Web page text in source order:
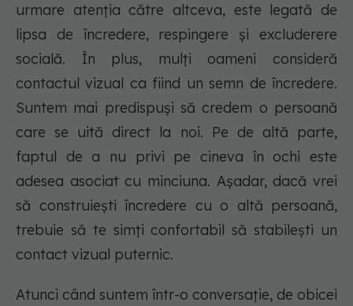
urmare atenția către altceva, este legată de
lipsa de încredere, respingere și excluderere
socială. În plus, mulți oameni consideră
contactul vizual ca fiind un semn de încredere.
Suntem mai predispuși să credem o persoană
care se uită direct la noi. Pe de altă parte,
faptul de a nu privi pe cineva în ochi este
adesea asociat cu minciuna. Așadar, dacă vrei
să construiești încredere cu o altă persoană,
trebuie să te simți confortabil să stabilești un
contact vizual puternic.
Atunci când suntem într-o conversație, de obicei